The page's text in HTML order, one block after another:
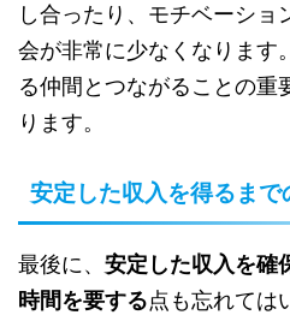
し合ったり、モチベーショ
会が非常に少なくなります
る仲間とつながることの重
ります。
安定した収入を得るまで
最後に、 安定した収入を確
時間を要する点も忘れては